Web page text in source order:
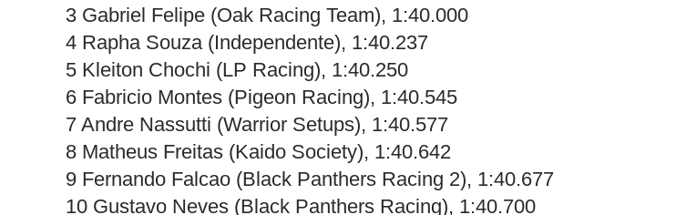
3 Gabriel Felipe (Oak Racing Team), 1:40.000
4 Rapha Souza (Independente), 1:40.237
5 Kleiton Chochi (LP Racing), 1:40.250
6 Fabricio Montes (Pigeon Racing), 1:40.545
7 Andre Nassutti (Warrior Setups), 1:40.577
8 Matheus Freitas (Kaido Society), 1:40.642
9 Fernando Falcao (Black Panthers Racing 2), 1:40.677
10 Gustavo Neves (Black Panthers Racing), 1:40.700